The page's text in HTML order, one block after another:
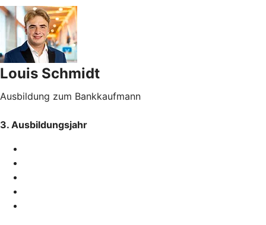
Louis Schmidt
Ausbildung zum Bankkaufmann
3. Ausbildungsjahr